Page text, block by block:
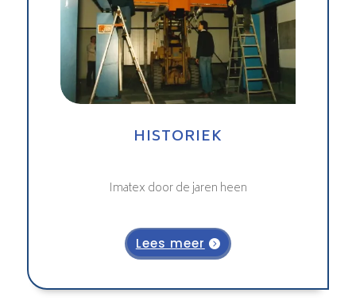
HISTORIEK
Imatex door de jaren heen
Lees meer